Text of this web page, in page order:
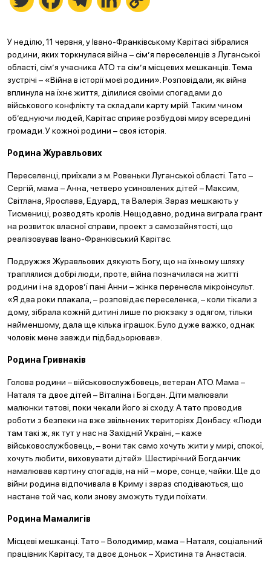
У неділю, 11 червня, у Івано-Франківському Карітасі зібралися
родини, яких торкнулася війна – сім’я переселенців з Луганської
області, сім’я учасника АТО та сім’я місцевих мешканців. Тема
зустрічі – «Війна в історії моєї родини». Розповідали, як війна
вплинула на їхнє життя, ділилися своїми спогадами до
військового конфлікту та складали карту мрій. Таким чином
об’єднуючи людей, Карітас сприяє розбудові миру всередині
громади. У кожної родини – своя історія.
Родина Журавльових
Переселенці, приїхали з м. Ровеньки Луганської області. Тато –
Сергій, мама – Анна, четверо усиновлених дітей – Максим,
Світлана, Ярослава, Едуард, та Валерія. Зараз мешкають у
Тисмениці, розводять кролів. Нещодавно, родина виграла грант
на розвиток власної справи, проект з самозайнятості, що
реалізовував Івано-Франківський Карітас.
Подружжя Журавльових дякують Богу, що на їхньому шляху
траплялися добрі люди, проте, війна позначилася на житті
родини і на здоров’ї пані Анни – жінка перенесла мікроінсульт.
«Я два роки плакала, – розповідає переселенка, – коли тікали з
дому, зібрала кожній дитині лише по рюкзаку з одягом, тільки
найменшому, дала ще кілька іграшок. Було дуже важко, однак
чоловік мене завжди підбадьорював».
Родина Гривнаків
Голова родини – військовослужбовець, ветеран АТО. Мама –
Наталя та двоє дітей – Віталіна і Богдан. Діти малювали
малюнки татові, поки чекали його зі сходу. А тато проводив
роботи з безпеки на вже звільнених територіях Донбасу. «Люди
там такі ж, як тут у нас на Західній Україні, – каже
військовослужбовець, – вони так само хочуть жити у мирі, спокої,
хочуть любити, виховувати дітей». Шестирічний Богданчик
намалював картину спогадів, на ній – море, сонце, чайки. Ще до
війни родина відпочивала в Криму і зараз сподіваються, що
настане той час, коли знову зможуть туди поїхати.
Родина Мамалигів
Місцеві мешканці. Тато – Володимир, мама – Наталя, соціальний
працівник Карітасу, та двоє доньок – Христина та Анастасія.